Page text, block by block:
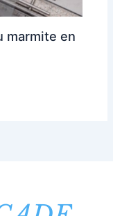
marmite en